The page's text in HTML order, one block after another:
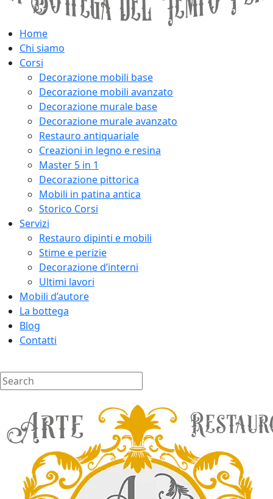
Home
Chi siamo
Corsi
Decorazione mobili base
Decorazione mobili avanzato
Decorazione murale base
Decorazione murale avanzato
Restauro antiquariale
Creazioni in legno e resina
Master 5 in 1
Decorazione pittorica
Mobili in patina antica
Storico Corsi
Servizi
Restauro dipinti e mobili
Stime e perizie
Decorazione d’interni
Ultimi lavori
Mobili d’autore
La bottega
Blog
Contatti